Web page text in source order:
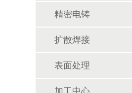
精密电铸
扩散焊接
表面处理
加工中心